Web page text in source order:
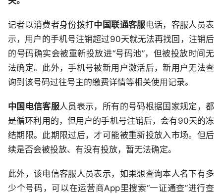
记者以消费者身份拨打中国联通客服电话，客服人员表
示，用户的手机号注销超过90天就无法再找回，注销后
的号码确实会被重新投放进“号码池”，但被投放时间无
法确定。此外，手机号被新用户激活后，新用户无法查
询到该号码过往号主的缴费详情等相关使用记录。
中国电信客服人员表示，所有的号码根据国家规定，都
是循环利用的，但用户的手机号注销后，会有90天的冻
结期限。此期限过后，才可能被重新投放入市场。但后
续是否会被投放、有没有投放，暂无法确定。
此外，该电信客服人员表示，如果想查询本人名下有多
少个号码，可以在运营商App里搜索“一证通查”进行查